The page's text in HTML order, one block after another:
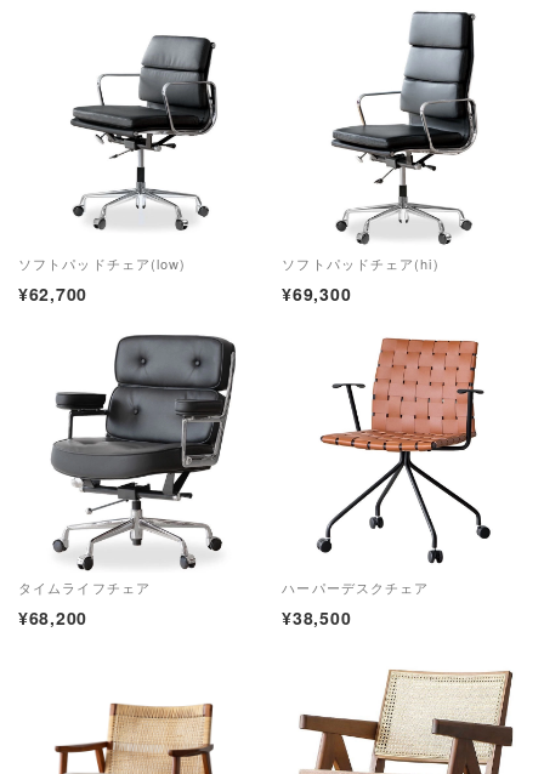
ソフトパッドチェア(low)
¥62,700
ソフトパッドチェア(hi)
¥69,300
タイムライフチェア
¥68,200
ハーパーデスクチェア
¥38,500